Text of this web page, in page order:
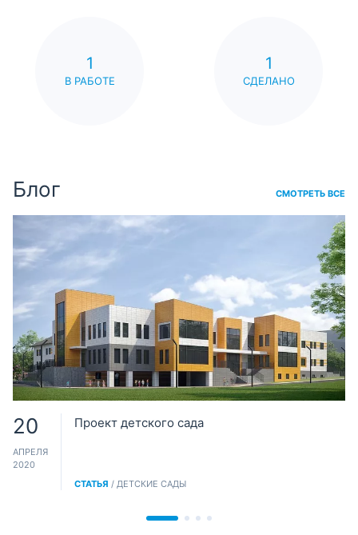
1
В РАБОТЕ
1
СДЕЛАНО
Блог СМОТРЕТЬ ВСЕ
20
АПРЕЛЯ
2020
Проект детского сада
СТАТЬЯ / ДЕТСКИЕ САДЫ